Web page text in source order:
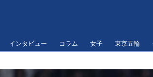
インタビュー コラム 女子 東京五輪